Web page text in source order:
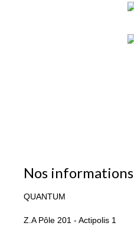
Nos informations
QUANTUM
Z.A Pôle 201 - Actipolis 1